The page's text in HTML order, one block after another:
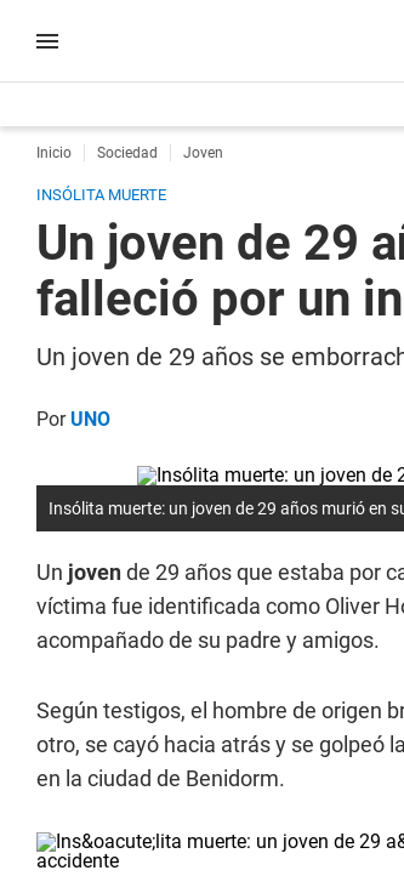
Inicio Sociedad Joven
INSÓLITA MUERTE
Un joven de 29
falleció por un
Un joven de 29 años se
PorUNO
Insólita muerte: un joven de 29 años murió en
Un jovende 29 años que estaba por
víctima fue identificada como Oliver
acompañado de su padre y amigos.
Según testigos, el hombre de origen
otro, se cayó hacia atrás y se golpeó
en la ciudad de Benidorm.